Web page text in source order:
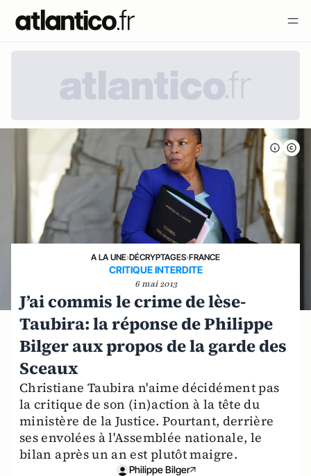
A LA UNE›DÉCRYPTAGES›FRANCE
CRITIQUE INTERDITE
6 mai 2013
J’ai commis le crime de lèse-
Taubira: la réponse de Philippe
Bilger aux propos de la garde des
Sceaux
Christiane Taubira n'aime décidément pas
la critique de son (in)action à la tête du
ministère de la Justice. Pourtant, derrière
ses envolées à l'Assemblée nationale, le
bilan après un an est plutôt maigre.
Philippe Bilger